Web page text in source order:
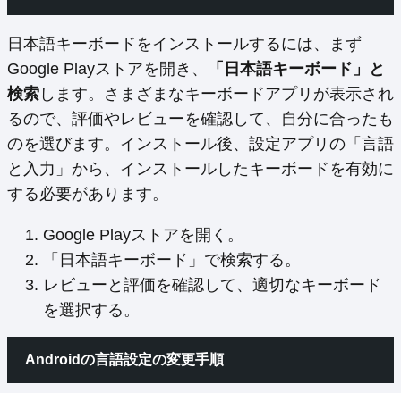
日本語キーボードをインストールするには、まず
Google Playストアを開き、
「日本語キーボード」と
検索 します。さまざまなキーボードアプリが表示され
るので、評価やレビューを確認して、自分に合ったも
のを選びます。インストール後、設定アプリの「言語
と入力」から、インストールしたキーボードを有効に
する必要があります。
Google Playストアを開く。
「日本語キーボード」で検索する。
レビューと評価を確認して、適切なキーボード
を選択する。
Androidの言語設定の変更手順